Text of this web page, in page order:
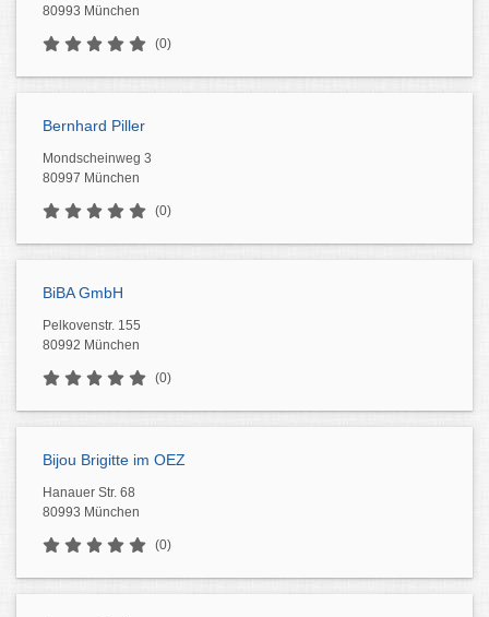
80993 München
(0)
Bernhard Piller
Mondscheinweg 3
80997 München
(0)
BiBA GmbH
Pelkovenstr. 155
80992 München
(0)
Bijou Brigitte im OEZ
Hanauer Str. 68
80993 München
(0)